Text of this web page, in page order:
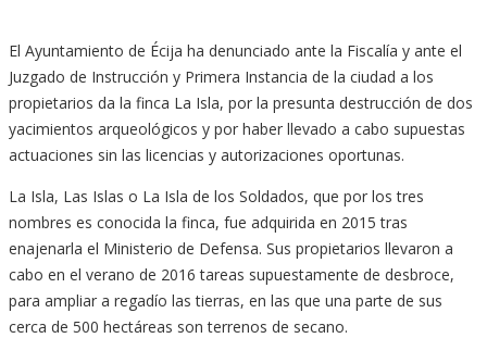
El Ayuntamiento de Écija ha denunciado ante la Fiscalía y ante el
Juzgado de Instrucción y Primera Instancia de la ciudad a los
propietarios da la finca La Isla, por la presunta destrucción de dos
yacimientos arqueológicos y por haber llevado a cabo supuestas
actuaciones sin las licencias y autorizaciones oportunas.
La Isla, Las Islas o La Isla de los Soldados, que por los tres
nombres es conocida la finca, fue adquirida en 2015 tras
enajenarla el Ministerio de Defensa. Sus propietarios llevaron a
cabo en el verano de 2016 tareas supuestamente de desbroce,
para ampliar a regadío las tierras, en las que una parte de sus
cerca de 500 hectáreas son terrenos de secano.